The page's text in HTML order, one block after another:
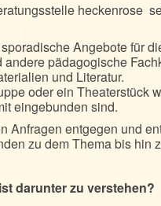
heckenrose
Angebote für
pädagogische
und Literatur.
oder ein Theaterstück
eingebunden sind.
Anfragen entgegen und
zu dem Thema bis hin
darunter zu verstehen?